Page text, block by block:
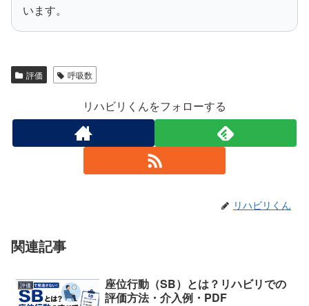
います。
評価 呼吸数
リハビリくんをフォローする
リハビリくん
関連記事
評価
座位行動（SB）とは？リハビリでの
評価方法・介入例・PDF